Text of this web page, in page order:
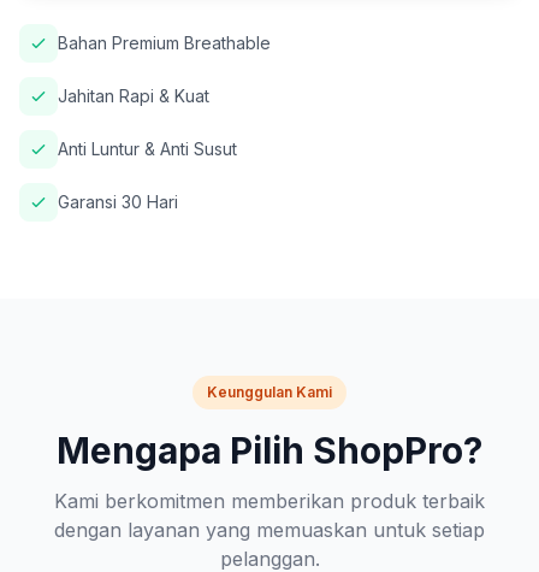
Bahan Premium Breathable
Jahitan Rapi & Kuat
Anti Luntur & Anti Susut
Garansi 30 Hari
Keunggulan Kami
Mengapa Pilih ShopPro?
Kami berkomitmen memberikan produk terbaik
dengan layanan yang memuaskan untuk setiap
pelanggan.